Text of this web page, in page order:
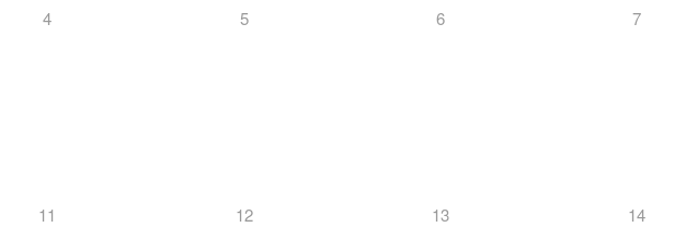
4 5 6 7
11 12 13 14